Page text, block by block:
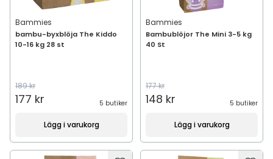
Bammies
bambu-byxblöja The Kiddo
10-16 kg 28 st
189 kr
177 kr 5 butiker
Lägg i varukorg
Bammies
Bambublöjor The Mini 3-5 kg
40 St
177 kr
148 kr 5 butiker
Lägg i varukorg